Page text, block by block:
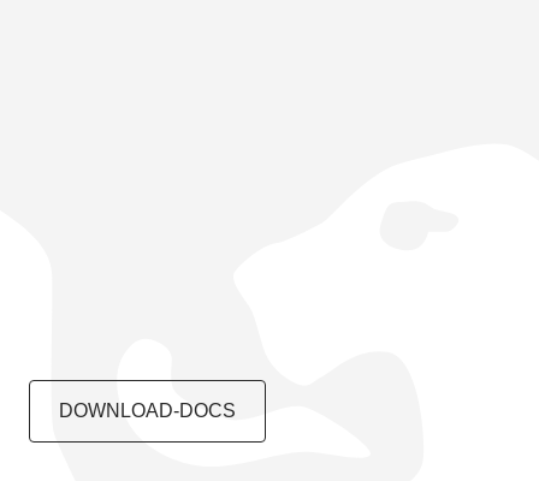
DOWNLOAD-DOCS